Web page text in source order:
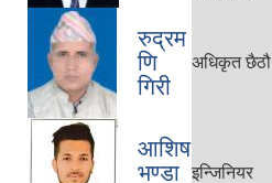
रुद्रम
णि
गिरी
अधिकृत छै‌ठौ‌
आशिष
भण्डा
इन्जिनियर